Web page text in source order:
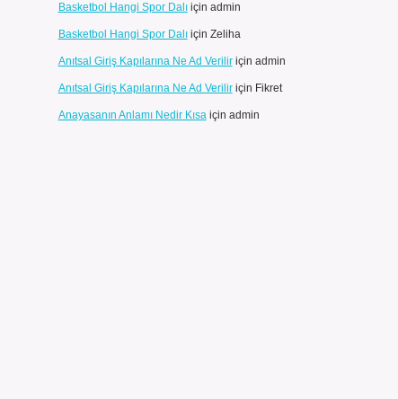
Basketbol Hangi Spor Dalıiçin admin
Basketbol Hangi Spor Dalıiçin Zeliha
Anıtsal Giriş Kapılarına Ne Ad Veriliriçin admin
Anıtsal Giriş Kapılarına Ne Ad Veriliriçin Fikret
Anayasanın Anlamı Nedir Kısaiçin admin